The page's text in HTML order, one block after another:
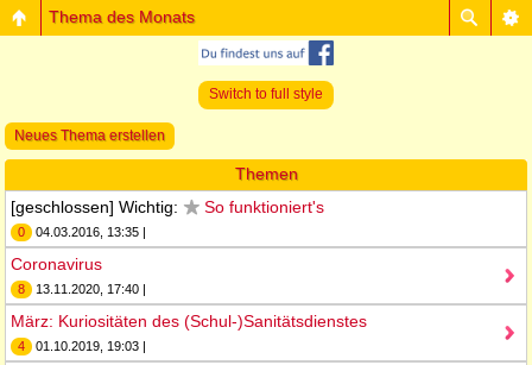
Thema des Monats
Switch to full style
Neues Thema erstellen
Themen
[geschlossen] Wichtig:
So funktioniert's
0 04.03.2016, 13:35 |
Coronavirus
8 13.11.2020, 17:40 |
März: Kuriositäten des (Schul-)Sanitätsdienstes
4 01.10.2019, 19:03 |